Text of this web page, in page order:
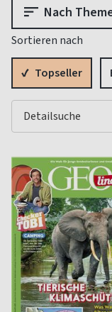
Nach
Sortieren nach
Topseller